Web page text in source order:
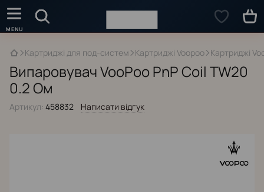
Картриджі для под-систем Картриджі Voopoo Картриджі
Випаровувач VooPoo PnP Coil TW20
0.2 Ом
Артикул: 458832 Написати відгук